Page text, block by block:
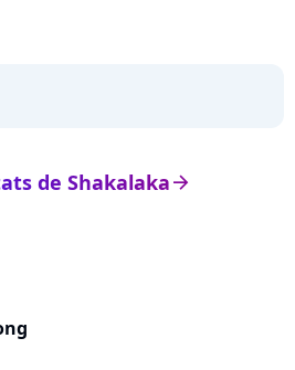
arrow_right
de Shakalaka